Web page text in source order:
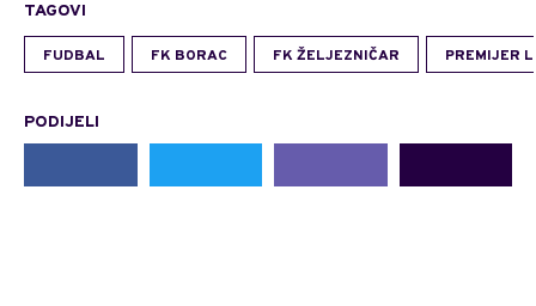
TAGOVI
FUDBAL FK BORAC FK ŽELJEZNIČAR PREMIJER
PODIJELI